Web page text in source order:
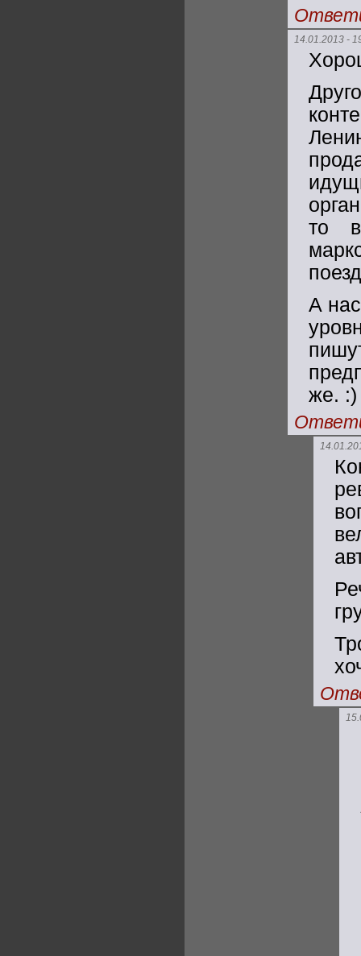
14.01.2013 -
то
А
же. :)